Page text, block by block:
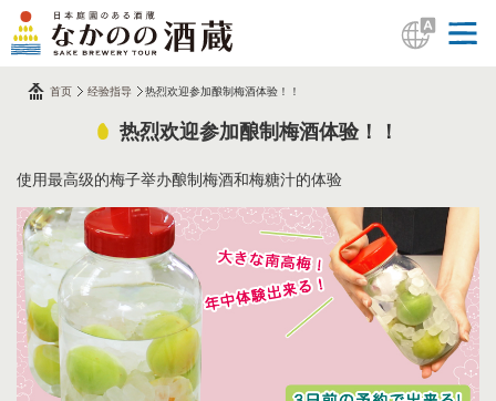
首页 经验指导 热烈欢迎参加酿制梅酒体验！！
热烈欢迎参加酿制梅酒体验！！
使用最高级的梅子举办酿制梅酒和梅糖汁的体验